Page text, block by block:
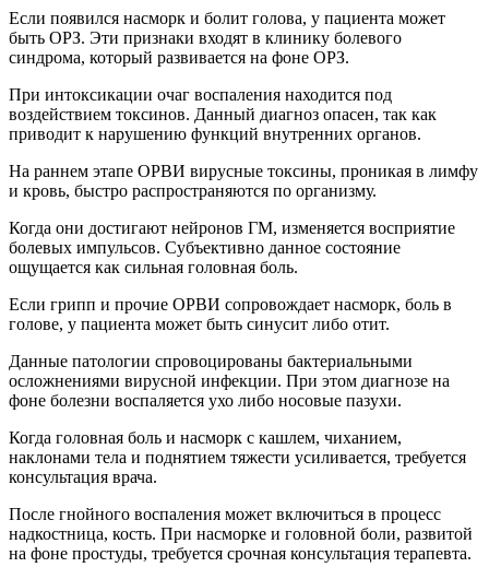
Если появился насморк и болит голова, у пациента может
быть ОРЗ. Эти признаки входят в клинику болевого
синдрома, который развивается на фоне ОРЗ.
При интоксикации очаг воспаления находится под
воздействием токсинов. Данный диагноз опасен, так как
приводит к нарушению функций внутренних органов.
На раннем этапе ОРВИ вирусные токсины, проникая в лимфу
и кровь, быстро распространяются по организму.
Когда они достигают нейронов ГМ, изменяется восприятие
болевых импульсов. Субъективно данное состояние
ощущается как сильная головная боль.
Если грипп и прочие ОРВИ сопровождает насморк, боль в
голове, у пациента может быть синусит либо отит.
Данные патологии спровоцированы бактериальными
осложнениями вирусной инфекции. При этом диагнозе на
фоне болезни воспаляется ухо либо носовые пазухи.
Когда головная боль и насморк с кашлем, чиханием,
наклонами тела и поднятием тяжести усиливается, требуется
консультация врача.
После гнойного воспаления может включиться в процесс
надкостница, кость. При насморке и головной боли, развитой
на фоне простуды, требуется срочная консультация терапевта.